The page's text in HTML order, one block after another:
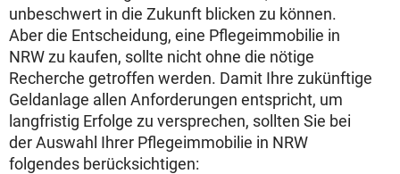
unbeschwert in die Zukunft blicken zu können.
Aber die Entscheidung, eine Pflegeimmobilie in
NRW zu kaufen, sollte nicht ohne die nötige
Recherche getroffen werden. Damit Ihre zukünftige
Geldanlage allen Anforderungen entspricht, um
langfristig Erfolge zu versprechen, sollten Sie bei
der Auswahl Ihrer Pflegeimmobilie in NRW
folgendes berücksichtigen: